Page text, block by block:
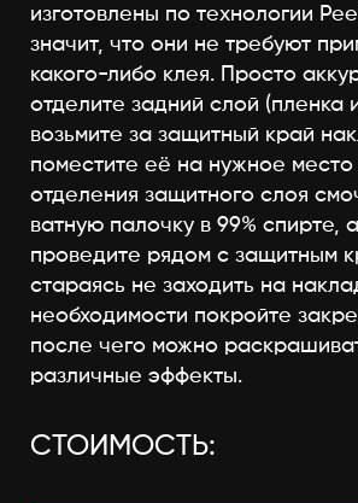
изготовлены по технологии
значит, что они не требуют
какого-либо клея. Просто
отделите задний слой (пленка
возьмите за защитный край
поместите её на нужное
отделения защитного слоя
ватную палочку в 99% спирте,
проведите рядом с защитным
стараясь не заходить на
необходимости покройте
после чего можно
различные эффекты.
СТОИМОСТЬ: